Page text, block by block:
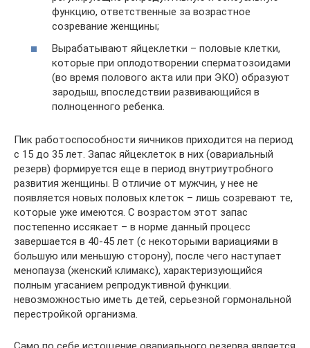
функцию, ответственные за возрастное
созревание женщины;
Вырабатывают яйцеклетки – половые клетки,
которые при оплодотворении сперматозоидами
(во время полового акта или при ЭКО) образуют
зародыш, впоследствии развивающийся в
полноценного ребенка.
Пик работоспособности яичников приходится на период
с 15 до 35 лет. Запас яйцеклеток в них (овариальный
резерв) формируется еще в период внутриутробного
развития женщины. В отличие от мужчин, у нее не
появляется новых половых клеток – лишь созревают те,
которые уже имеются. С возрастом этот запас
постепенно иссякает – в норме данный процесс
завершается в 40-45 лет (с некоторыми вариациями в
большую или меньшую сторону), после чего наступает
менопауза (женский климакс), характеризующийся
полным угасанием репродуктивной функции.
невозможностью иметь детей, серьезной гормональной
перестройкой организма.